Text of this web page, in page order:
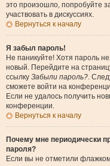
это произошло, попробуйте
участвовать в дискуссиях.
Вернуться к началу
Я забыл пароль!
Не паникуйте! Хотя пароль
новый. Перейдите на
ссылку Забыли пароль?.
сможете войти на
Если не удалось получить
конференции.
Вернуться к началу
Почему мне периодически
пароля?
Если вы не отметили